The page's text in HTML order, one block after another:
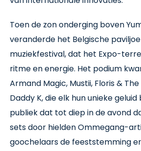
Toen de zon onderging boven
veranderde het Belgische
muziekfestival, dat het Expo-
ritme en energie. Het podium
Armand Magic, Mustii, Floris &
Daddy K, die elk hun unieke
publiek dat tot diep in de avond
sets door hielden Ommegang-
goochelaars de feeststemming